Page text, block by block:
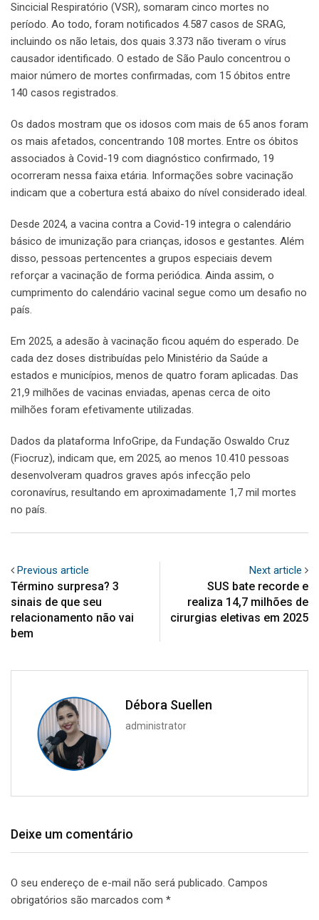
Sincicial Respiratório (VSR), somaram cinco mortes no
período. Ao todo, foram notificados 4.587 casos de SRAG,
incluindo os não letais, dos quais 3.373 não tiveram o vírus
causador identificado. O estado de São Paulo concentrou o
maior número de mortes confirmadas, com 15 óbitos entre
140 casos registrados.
Os dados mostram que os idosos com mais de 65 anos foram
os mais afetados, concentrando 108 mortes. Entre os óbitos
associados à Covid-19 com diagnóstico confirmado, 19
ocorreram nessa faixa etária. Informações sobre vacinação
indicam que a cobertura está abaixo do nível considerado ideal.
Desde 2024, a vacina contra a Covid-19 integra o calendário
básico de imunização para crianças, idosos e gestantes. Além
disso, pessoas pertencentes a grupos especiais devem
reforçar a vacinação de forma periódica. Ainda assim, o
cumprimento do calendário vacinal segue como um desafio no
país.
Em 2025, a adesão à vacinação ficou aquém do esperado. De
cada dez doses distribuídas pelo Ministério da Saúde a
estados e municípios, menos de quatro foram aplicadas. Das
21,9 milhões de vacinas enviadas, apenas cerca de oito
milhões foram efetivamente utilizadas.
Dados da plataforma InfoGripe, da Fundação Oswaldo Cruz
(Fiocruz), indicam que, em 2025, ao menos 10.410 pessoas
desenvolveram quadros graves após infecção pelo
coronavírus, resultando em aproximadamente 1,7 mil mortes
no país.
Previous article
Término surpresa? 3
sinais de que seu
relacionamento não vai
bem
Next article
SUS bate recorde e
realiza 14,7 milhões de
cirurgias eletivas em 2025
Débora Suellen
administrator
Deixe um comentário
O seu endereço de e-mail não será publicado. Campos
obrigatórios são marcados com *